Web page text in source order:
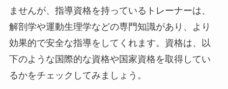
ませんが、指導資格を持っているトレーナーは、
解剖学や運動生理学などの専門知識があり、より
効果的で安全な指導をしてくれます。資格は、以
下のような国際的な資格や国家資格を取得してい
るかをチェックしてみましょう。